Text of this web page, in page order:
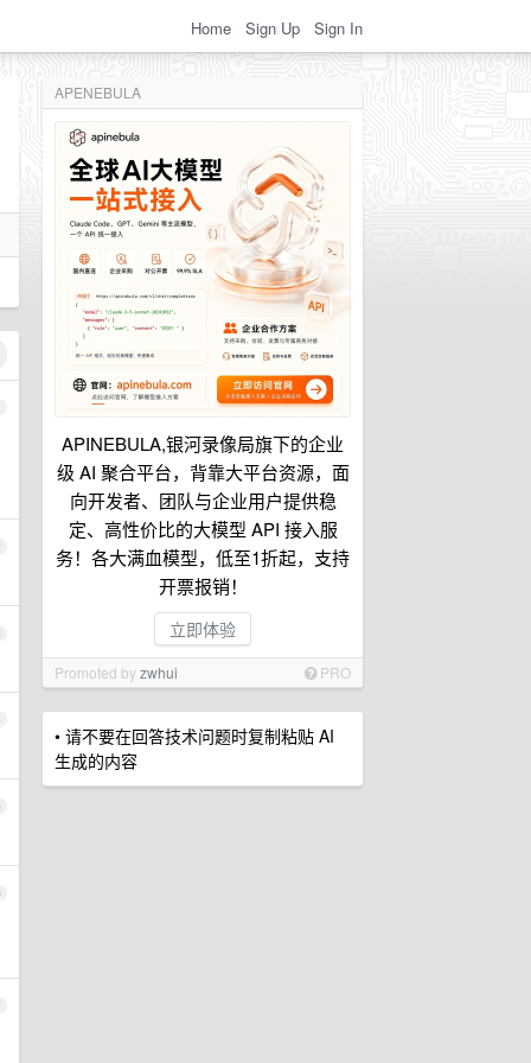
Home Sign Up Sign In
APENEBULA
APINEBULA,银河录像局旗下的企业
级 AI 聚合平台，背靠大平台资源，面
向开发者、团队与企业用户提供稳
定、高性价比的大模型 API 接入服
务！各大满血模型，低至1折起，支持
开票报销！
立即体验
Promoted byzwhui PRO
• 请不要在回答技术问题时复制粘贴 AI
生成的内容